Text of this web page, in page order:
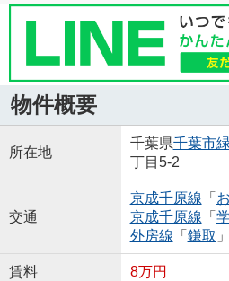
物件概要
所在地
千葉県千葉市
丁目5-2
交通
京成千原線 「
京成千原線 「
外房線 「 鎌取
賃料 8万円